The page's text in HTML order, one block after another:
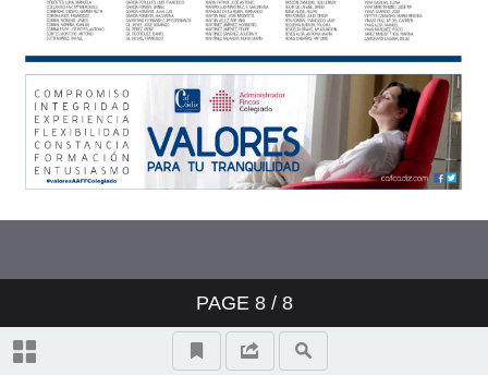
PAGE 8/ 8
VOZ 30-04-2017-SUPLEMENTO
CADIZ--7
VOZ 30-04-2017-SUPLEMENTO
CADIZ--8